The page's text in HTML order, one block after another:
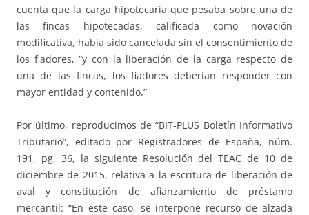
cuenta que la carga hipotecaria que pesaba sobre una de
las fincas hipotecadas, calificada como novación
modificativa, había sido cancelada sin el consentimiento de
los fiadores, “y con la liberación de la carga respecto de
una de las fincas, los fiadores deberían responder con
mayor entidad y contenido.”
Por último, reproducimos de “BIT-PLUS Boletín Informativo
Tributario”, editado por Registradores de España, núm.
191, pg. 36, la siguiente Resolución del TEAC de 10 de
diciembre de 2015, relativa a la escritura de liberación de
aval y constitución de afianzamiento de préstamo
mercantil: “En este caso, se interpone recurso de alzada